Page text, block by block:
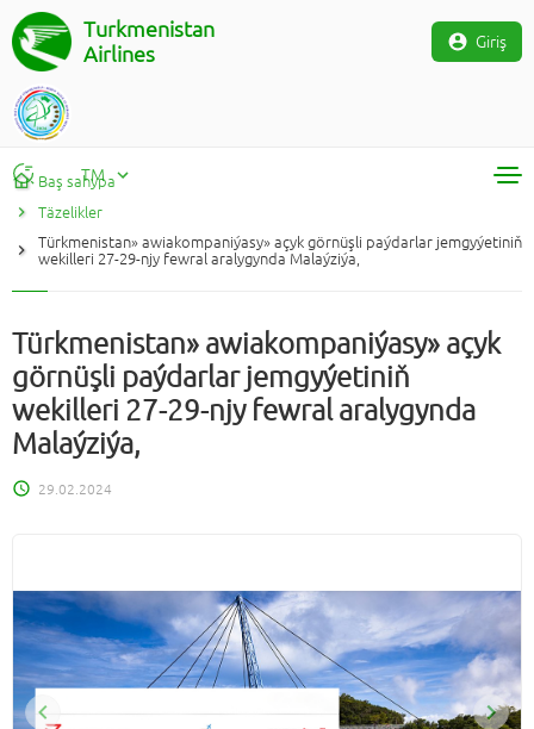
Turkmenistan
Airlines
Giriş
TM
RU
TM
Baş sahypa
Täzelikler
Türkmenistan» awiakompaniýasy» açyk görnüşli paýdarlar jemgyýetiniň
wekilleri 27-29-njy fewral aralygynda Malaýziýa,
Türkmenistan» awiakompaniýasy» açyk
görnüşli paýdarlar jemgyýetiniň
wekilleri 27-29-njy fewral aralygynda
Malaýziýa,
29.02.2024